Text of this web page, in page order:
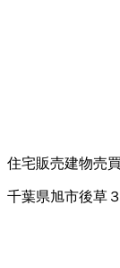
住宅販売建物売買
千葉県旭市後草